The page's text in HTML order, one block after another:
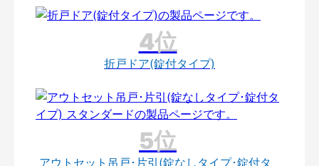
折戸ドア(錠付タイプ)
アウトセット吊戸･片引(錠なしタイプ･錠付タ